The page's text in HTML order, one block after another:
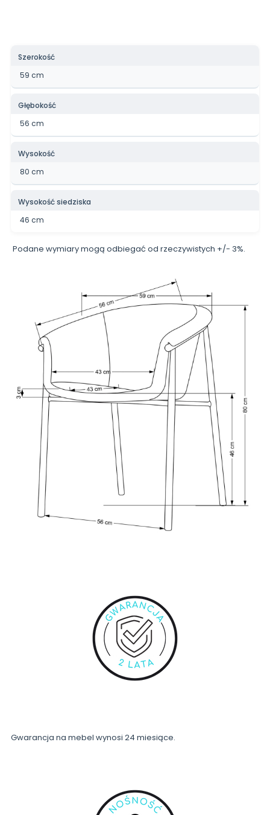
Szerokość
59 cm
Głębokość
56 cm
Wysokość
80 cm
Wysokość siedziska
46 cm
Podane wymiary mogą odbiegać od rzeczywistych +/- 3%.
Gwarancja na mebel wynosi 24 miesiące.